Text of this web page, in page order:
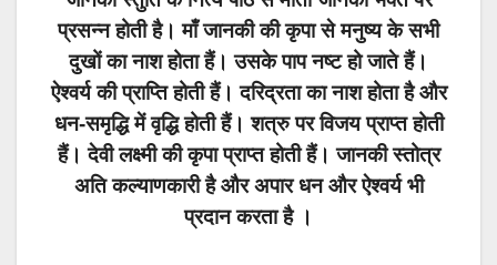
प्रसन्न होती है। माँ जानकी की कृपा से मनुष्य के सभी
दुखों का नाश होता हैं। उसके पाप नष्ट हो जाते हैं।
ऐश्वर्य की प्राप्ति होती हैं। दरिद्रता का नाश होता है और
धन-समृद्धि में वृद्धि होती हैं। शत्रु पर विजय प्राप्त होती
हैं। देवी लक्ष्मी की कृपा प्राप्त होती हैं। जानकी स्तोत्र
अति कल्याणकारी है और अपार धन और ऐश्वर्य भी
प्रदान करता है ।